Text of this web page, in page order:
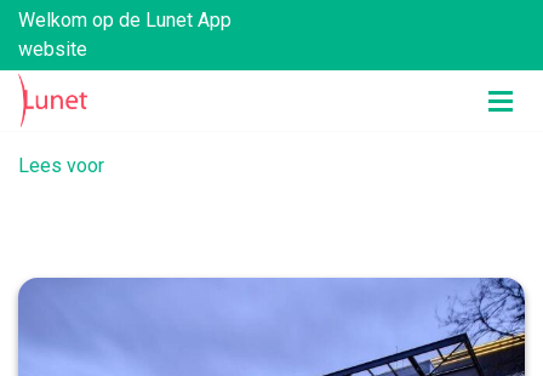
Welkom op de Lunet App
website
Lees voor